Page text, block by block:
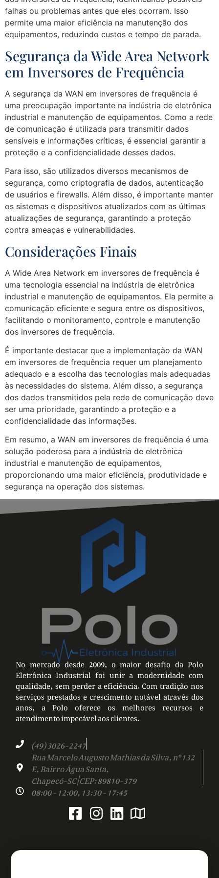
falhas ou problemas antes que eles ocorram. Isso
permite uma maior eficiência na manutenção dos
equipamentos, reduzindo custos e tempo de parada.
Segurança da Wide Area Network
em Inversores de Frequência
A segurança da WAN em inversores de frequência é
uma preocupação importante na indústria de eletrônica
industrial e manutenção de equipamentos. Como a rede
de comunicação é utilizada para transmitir dados
sensíveis e informações críticas, é essencial garantir a
proteção e a confidencialidade desses dados.
Para isso, são utilizados diversos mecanismos de
segurança, como criptografia de dados, autenticação
de usuários e firewalls. Além disso, é importante manter
os sistemas e dispositivos atualizados com as últimas
atualizações de segurança, garantindo a proteção
contra ameaças e vulnerabilidades.
Considerações Finais
A Wide Area Network em inversores de frequência é
uma tecnologia essencial na indústria de eletrônica
industrial e manutenção de equipamentos. Ela permite a
comunicação eficiente e segura entre os dispositivos,
facilitando o monitoramento, controle e manutenção
dos inversores de frequência.
É importante destacar que a implementação da WAN
em inversores de frequência requer um planejamento
adequado e a escolha das tecnologias mais adequadas
às necessidades do sistema. Além disso, a segurança
dos dados transmitidos pela rede de comunicação deve
ser uma prioridade, garantindo a proteção e a
confidencialidade das informações.
Em resumo, a WAN em inversores de frequência é uma
solução poderosa para a indústria de eletrônica
industrial e manutenção de equipamentos,
proporcionando uma maior eficiência, produtividade e
segurança na operação dos sistemas.
No mercado desde 2009, o maior desafio da Polo
Eletrônica Industrial foi unir a modernidade com
qualidade, sem perder a eficiência. Com tradição nos
serviços prestados e crescimento notável através dos
anos, a Polo oferece os melhores recursos e
atendimento impecável aos clientes.
(49) 3026-2247
Rua Marcelo Augusto Mathias da Silva, nº 132
E, Bairro Água Santa,
Chapecó-SC | CEP: 89810-379
08:00 - 12:00, 13:30 - 17:45